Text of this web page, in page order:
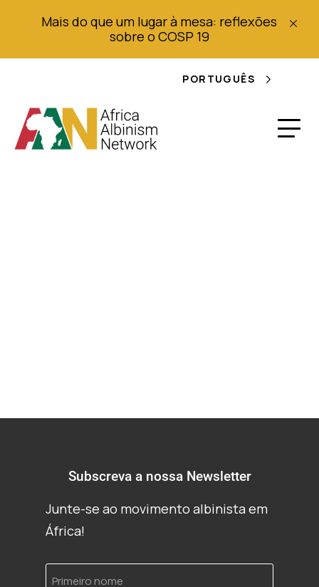
Mais do que um lugar à mesa: reflexões
sobre o COSP 19
PORTUGUÊS
Subscreva a nossa Newsletter
Junte-se ao movimento albinista em
África!
Primeiro
nome